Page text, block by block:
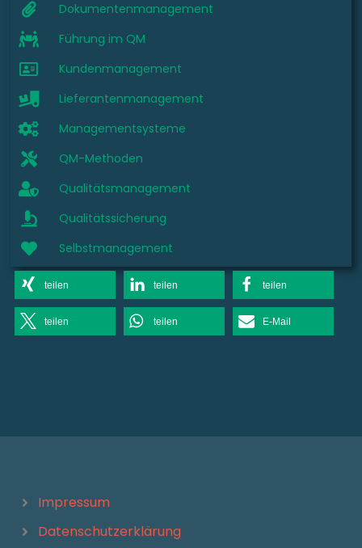
Dokumentenmanagement
Führung im QM
Kundenmanagement
Lieferantenmanagement
Managementsysteme
QM-Methoden
Qualitätsmanagement
Qualitätssicherung
Selbstmanagement
teilen teilen teilen
teilen teilen E-Mail
Impressum
Datenschutzerklärung